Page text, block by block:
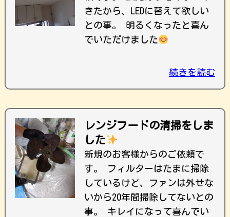
きたから、LEDに替えて欲しい
との事。 明るくなったと喜ん
でいただけました
続きを読む
レンジフードの清掃をしま
した
新規のお客様からのご依頼で
す。 フィルターはたまに掃除
しているけど、ファンは外せな
いから20年間掃除してないとの
事。 キレイになって喜んでい